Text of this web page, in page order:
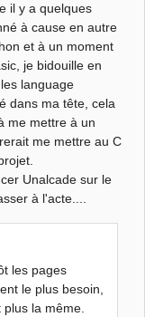
il y a quelques
à cause en autre
et à un moment
je bidouille en
language
dans ma tête, cela
me mettre à un
me mettre au C
Unalcade sur le
à l'acte....
les pages
le plus besoin,
la même.